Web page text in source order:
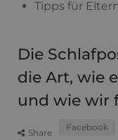
Tipps für
Die
die Art, wie
und wie wir
Share
Facebook